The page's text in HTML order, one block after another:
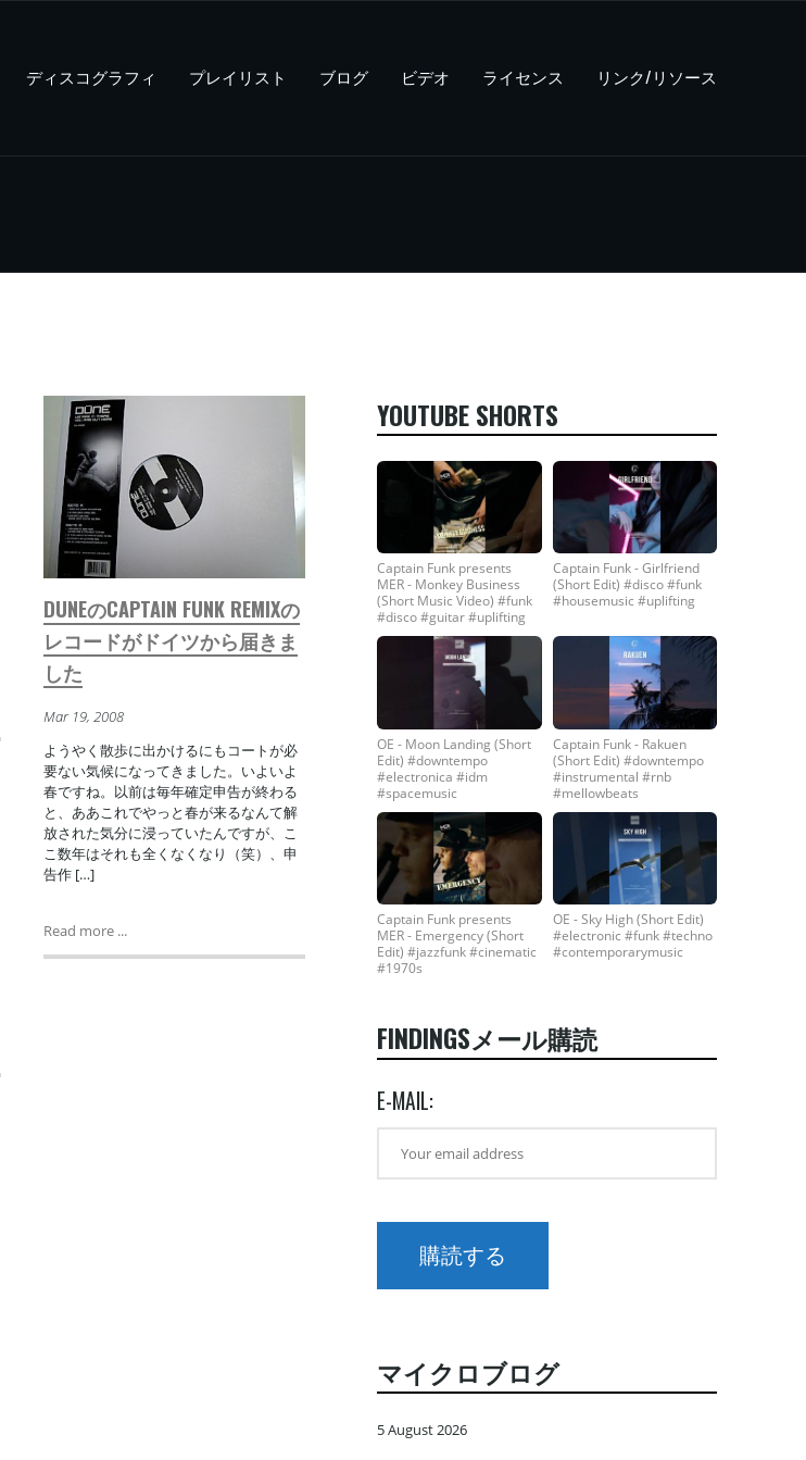
ディスコグラフィ プレイリスト ブログ ビデオ ライセンス リンク/リソース
DUNEのCAPTAIN FUNK REMIXの
レコードがドイツから届きま
した
Mar 19, 2008
ようやく散歩に出かけるにもコートが必
要ない気候になってきました。いよいよ
春ですね。以前は毎年確定申告が終わる
と、ああこれでやっと春が来るなんて解
放された気分に浸っていたんですが、こ
こ数年はそれも全くなくなり（笑）、申
告作 […]
Read more ...
YOUTUBE SHORTS
Captain Funk presents
MER - Monkey Business
(Short Music Video) #funk
#disco #guitar #uplifting
Captain Funk - Girlfriend
(Short Edit) #disco #funk
#housemusic #uplifting
OE - Moon Landing (Short
Edit) #downtempo
#electronica #idm
#spacemusic
Captain Funk - Rakuen
(Short Edit) #downtempo
#instrumental #rnb
#mellowbeats
Captain Funk presents
MER - Emergency (Short
Edit) #jazzfunk #cinematic
#1970s
OE - Sky High (Short Edit)
#electronic #funk #techno
#contemporarymusic
FINDINGSメール購読
E-MAIL:
マイクロブログ
5 August 2026